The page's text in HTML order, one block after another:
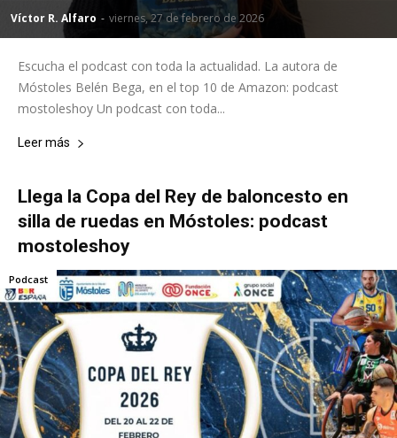
Víctor R. Alfaro - viernes, 27 de febrero de 2026
Escucha el podcast con toda la actualidad. La autora de
Móstoles Belén Bega, en el top 10 de Amazon: podcast
mostoleshoy Un podcast con toda...
Leer más
Llega la Copa del Rey de baloncesto en
silla de ruedas en Móstoles: podcast
mostoleshoy
Podcast